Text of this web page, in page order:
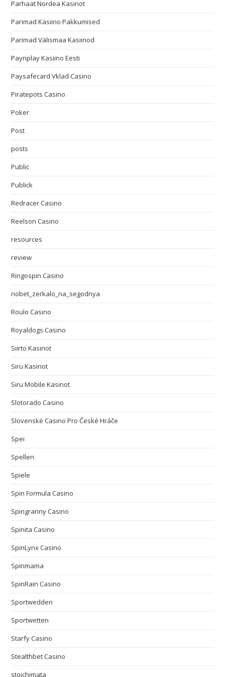
Parhaat Nordea Kasinot
Parimad Kasiino Pakkumised
Parimad Välismaa Kasiinod
Paynplay Kasiino Eesti
Paysafecard Vklad Casino
Piratepots Casino
Poker
Post
posts
Public
Publick
Redracer Casino
Reelson Casino
resources
review
Ringospin Casino
riobet_zerkalo_na_segodnya
Roulo Casino
Royaldogs Casino
Siirto Kasinot
Siru Kasinot
Siru Mobile Kasinot
Slotorado Casino
Slovenské Casino Pro České Hráče
Spei
Spellen
Spiele
Spin Formula Casino
Spingranny Casino
Spinita Casino
SpinLynx Casino
Spinmama
SpinRain Casino
Sportwedden
Sportwetten
Starfy Casino
Stealthbet Casino
stoichimata